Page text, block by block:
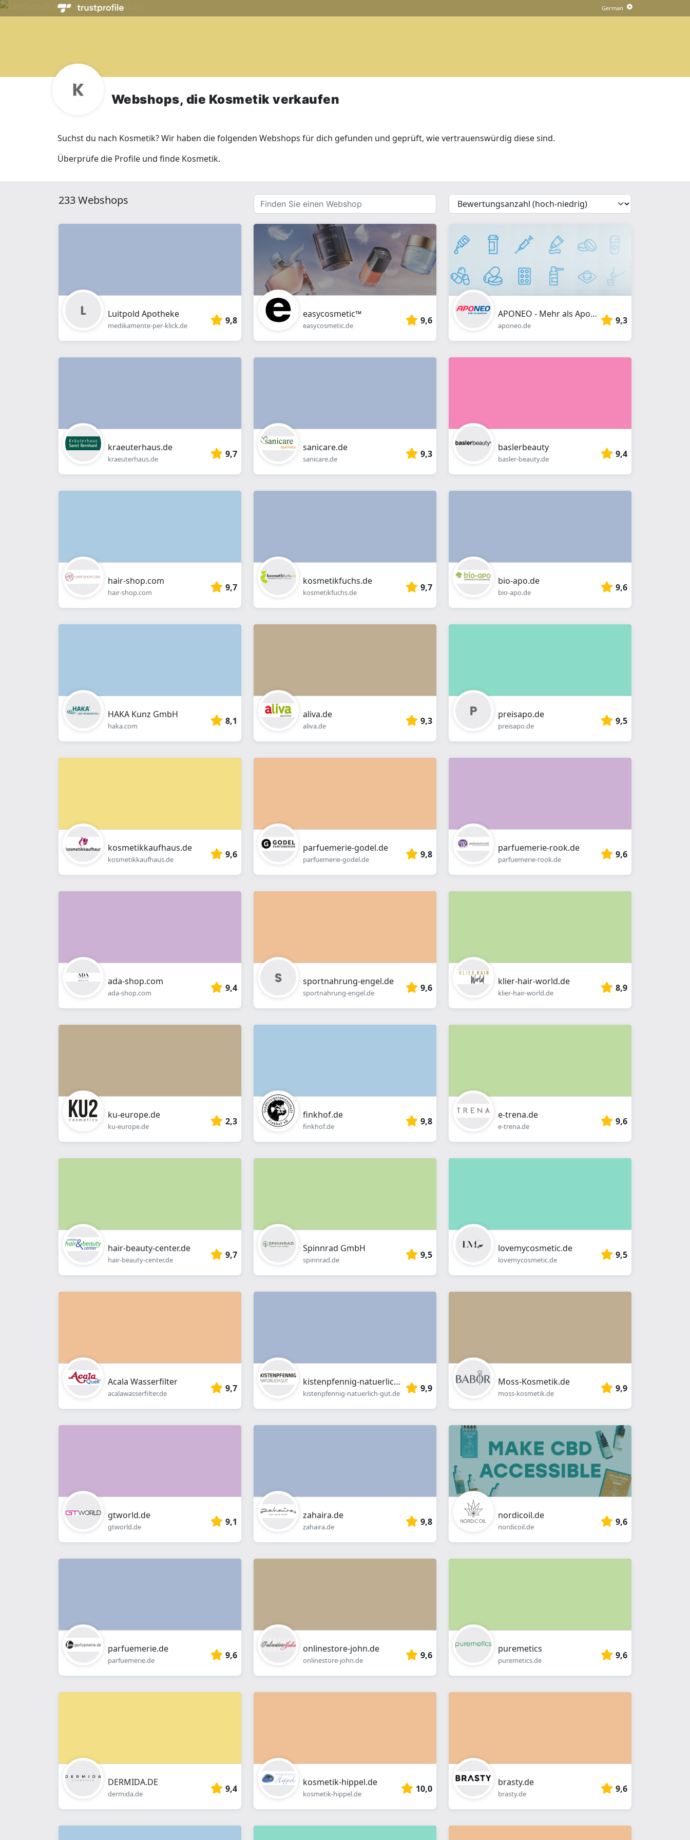
Webshops, die Kosmetik verkaufen
Suchst du nach Kosmetik? Wir haben die folgenden Webshops für dich gefunden und geprüft, wie vertrauenswürdig diese sind.
Überprüfe die Profile und finde Kosmetik.
233 Webshops
Finden
Sie
einen
Webshop
{{
__('Sort')
Luitpold Apotheke
medikamente-per-klick.de 9,8
easycosmetic™
easycosmetic.de 9,6
APONEO - Mehr als Apotheke
aponeo.de 9,3
kraeuterhaus.de
kraeuterhaus.de 9,7
sanicare.de
sanicare.de 9,3
baslerbeauty
basler-beauty.de 9,4
hair-shop.com
hair-shop.com 9,7
kosmetikfuchs.de
kosmetikfuchs.de 9,7
bio-apo.de
bio-apo.de 9,6
HAKA Kunz GmbH
haka.com 8,1
aliva.de
aliva.de 9,3
preisapo.de
preisapo.de 9,5
kosmetikkaufhaus.de
kosmetikkaufhaus.de 9,6
parfuemerie-godel.de
parfuemerie-godel.de 9,8
parfuemerie-rook.de
parfuemerie-rook.de 9,6
ada-shop.com
ada-shop.com 9,4
sportnahrung-engel.de
sportnahrung-engel.de 9,6
klier-hair-world.de
klier-hair-world.de 8,9
ku-europe.de
ku-europe.de 2,3
finkhof.de
finkhof.de 9,8
e-trena.de
e-trena.de 9,6
hair-beauty-center.de
hair-beauty-center.de 9,7
Spinnrad GmbH
spinnrad.de 9,5
lovemycosmetic.de
lovemycosmetic.de 9,5
Acala Wasserfilter
acalawasserfilter.de 9,7
kistenpfennig-natuerlich-gut.de
kistenpfennig-natuerlich-gut.de 9,9
Moss-Kosmetik.de
moss-kosmetik.de 9,9
gtworld.de
gtworld.de 9,1
zahaira.de
zahaira.de 9,8
nordicoil.de
nordicoil.de 9,6
parfuemerie.de
parfuemerie.de 9,6
onlinestore-john.de
onlinestore-john.de 9,6
puremetics
puremetics.de 9,6
DERMIDA.DE
dermida.de 9,4
kosmetik-hippel.de
kosmetik-hippel.de 10,0
brasty.de
brasty.de 9,6